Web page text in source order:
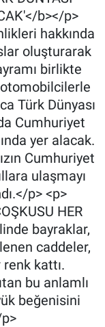
b></p>
hakkında
oluşturarak
birlikte
Türk Dünyası
Cumhuriyet
yer alacak.
Cumhuriyet
ulaşmayı
p> <p>
HER
bayraklar,
caddeler,
kattı.
bu anlamlı
beğenisini